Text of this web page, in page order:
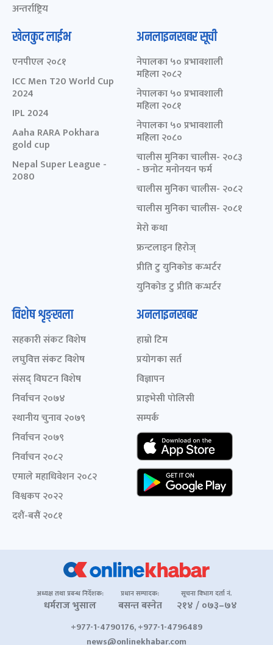
अन्तर्राष्ट्रिय
खेलकुद लाईभ
एनपीएल २०८१
ICC Men T20 World Cup
2024
IPL 2024
Aaha RARA Pokhara
gold cup
Nepal Super League -
2080
अनलाइनखबर सूची
नेपालका ५० प्रभावशाली
महिला २०८२
नेपालका ५० प्रभावशाली
महिला २०८१
नेपालका ५० प्रभावशाली
महिला २०८०
चालीस मुनिका चालीस- २०८३
- छनोट मनोनयन फर्म
चालीस मुनिका चालीस- २०८२
चालीस मुनिका चालीस- २०८१
मेरो कथा
फ्रन्टलाइन हिरोज्
प्रीति टु युनिकोड कन्भर्टर
युनिकोड टु प्रीति कन्भर्टर
विशेष शृङ्खला
सहकारी संकट विशेष
लघुवित्त संकट विशेष
संसद् विघटन विशेष
निर्वाचन २०७४
स्थानीय चुनाव २०७९
निर्वाचन २०७९
निर्वाचन २०८२
एमाले महाधिवेशन २०८२
विश्वकप २०२२
दशैं-बसैं २०८१
अनलाइनखबर
हाम्रो टिम
प्रयोगका सर्त
विज्ञापन
प्राइभेसी पोलिसी
सम्पर्क
अध्यक्ष तथा प्रबन्ध निर्देशक:
धर्मराज भुसाल
प्रधान सम्पादक:
बसन्त बस्नेत
सूचना विभाग दर्ता नं.
२१४ / ०७३–७४
+977-1-4790176, +977-1-4796489
news@onlinekhabar.com